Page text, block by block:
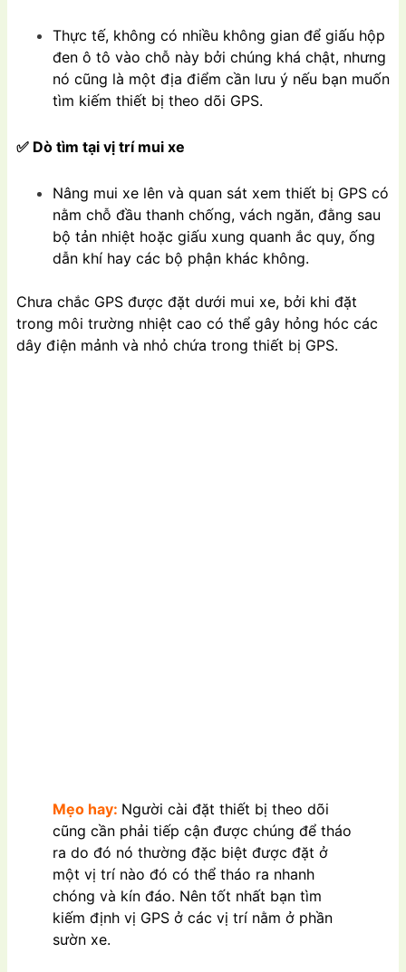
Thực tế, không có nhiều không gian để giấu hộp
đen ô tô vào chỗ này bởi chúng khá chật, nhưng
nó cũng là một địa điểm cần lưu ý nếu bạn muốn
tìm kiếm thiết bị theo dõi GPS.
✅ Dò tìm tại vị trí mui xe
Nâng mui xe lên và quan sát xem thiết bị GPS có
nằm chỗ đầu thanh chống, vách ngăn, đằng sau
bộ tản nhiệt hoặc giấu xung quanh ắc quy, ống
dẫn khí hay các bộ phận khác không.
Chưa chắc GPS được đặt dưới mui xe, bởi khi đặt
trong môi trường nhiệt cao có thể gây hỏng hóc các
dây điện mảnh và nhỏ chứa trong thiết bị GPS.
Mẹo hay: Người cài đặt thiết bị theo dõi
cũng cần phải tiếp cận được chúng để tháo
ra do đó nó thường đặc biệt được đặt ở
một vị trí nào đó có thể tháo ra nhanh
chóng và kín đáo. Nên tốt nhất bạn tìm
kiếm định vị GPS ở các vị trí nằm ở phần
sườn xe.